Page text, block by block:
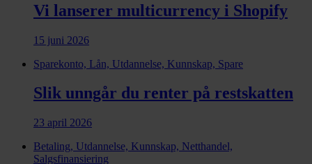
Vi lanserer multicurrency i Shopify
15 juni 2026
Sparekonto, Lån, Utdannelse, Kunnskap, Spare
Slik unngår du renter på restskatten
23 april 2026
Betaling, Utdannelse, Kunnskap, Netthandel,
Salgsfinansiering